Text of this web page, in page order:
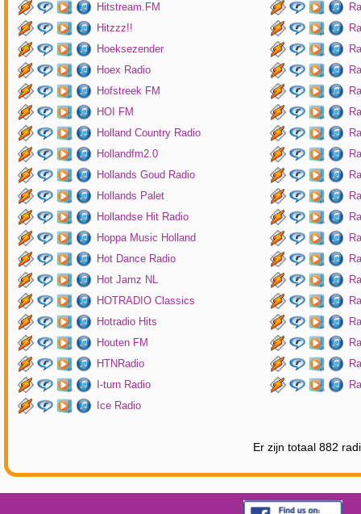
Hitstream.FM
Hitzzz!!
Hoeksezender
Hoex Radio
Hofstreek FM
HOI FM
Holland Country Radio
Hollandfm2.0
Hollands Goud Radio
Hollands Palet
Hollandse Hit Radio
Hoppa Music Holland
Hot Dance Radio
Hot Jamz NL
HOTRADIO Classics
Hotradio Hits
Houten FM
HTNRadio
I-turn Radio
Ice Radio
Er zijn totaal 882